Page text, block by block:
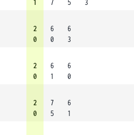
1 7 5
3
2
0
6
0
6
3
2
0
6
1
6
0
2
0
7
5
6
1